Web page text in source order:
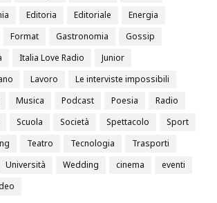
Editoria Editoriale
Energia
Format Gastronomia
Gossip
Italia Love Radio
Junior
Lavoro
Le interviste impossibili
Musica Podcast Poesia
Radio
Scuola Società Spettacolo
Sport
Teatro Tecnologia
Trasporti
Università Wedding cinema
eventi